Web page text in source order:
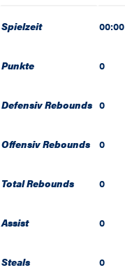
Spielzeit 00:00
Punkte 0
Defensiv Rebounds 0
Offensiv Rebounds 0
Total Rebounds 0
Assist 0
Steals 0